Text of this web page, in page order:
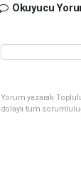
Okuyucu
Yorum yazarak
dolaylı tüm